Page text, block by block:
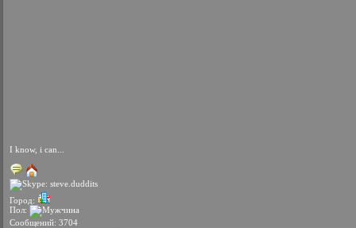
I know, i can...
Город:
Пол:
Сообщений: 3704